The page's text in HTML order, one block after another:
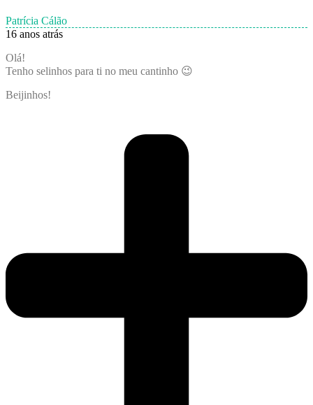
Patrícia Cálão
16 anos atrás
Olá!
Tenho selinhos para ti no meu cantinho 😉
Beijinhos!